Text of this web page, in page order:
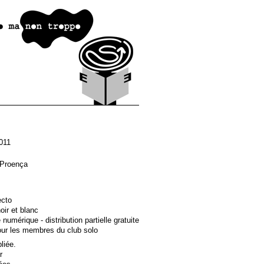
et blanc
- distribution partielle gratuite
les membres du club solo